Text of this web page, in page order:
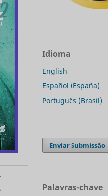
Idioma
English
Español (España)
Português (Brasil)
Enviar Submissão
Palavras-chave